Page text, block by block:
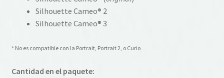
Silhouette Cameo® 2
Silhouette Cameo® 3
* No es compatible con la Portrait, Portrait 2, o Curio
Cantidad en el paquete: